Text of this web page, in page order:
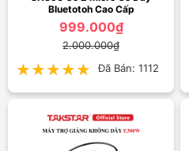
Bluetotoh Cao Cấp
999.000₫
2.000.000₫
★★★★★
★★★★★ Đã Bán: 1112